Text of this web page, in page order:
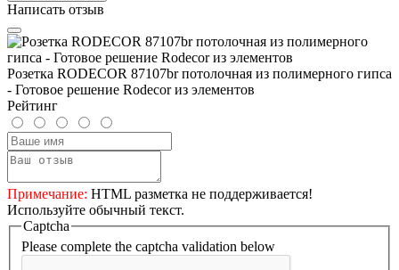
Написать отзыв
Розетка RODECOR 87107br потолочная из полимерного гипса
- Готовое решение Rodecor из элементов
Рейтинг
Примечание: HTML разметка не поддерживается!
Используйте обычный текст.
Captcha
Please complete the captcha validation below